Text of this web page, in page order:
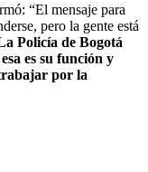
“El mensaje para
pero la gente está
Policía de Bogotá
es su función y
por la